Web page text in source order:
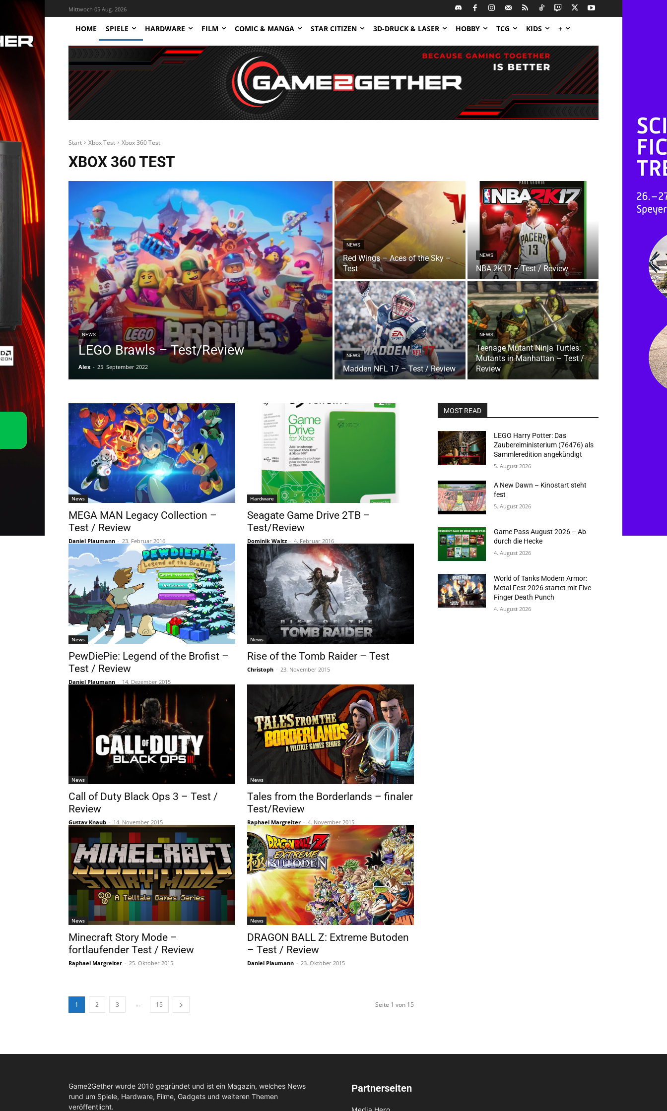
Mittwoch 05 Aug. 2026
HOME SPIELE HARDWARE FILM COMIC & MANGA STAR CITIZEN 3D-DRUCK & LASER HOBBY TCG KIDS +
Start Xbox Test Xbox 360 Test
XBOX 360 TEST
NEWS
LEGO Brawls – Test/Review
Alex - 25. September 2022
NEWS
Red Wings – Aces of the Sky –
Test
NEWS
NBA 2K17 – Test / Review
NEWS
Madden NFL 17 – Test / Review
NEWS
Teenage Mutant Ninja Turtles:
Mutants in Manhattan – Test /
Review
News
MEGA MAN Legacy Collection –
Test / Review
Daniel Plaumann - 23. Februar 2016
Hardware
Seagate Game Drive 2TB –
Test/Review
Dominik Waltz - 4. Februar 2016
News
PewDiePie: Legend of the Brofist –
Test / Review
Daniel Plaumann - 14. Dezember 2015
News
Rise of the Tomb Raider – Test
Christoph - 23. November 2015
News
Call of Duty Black Ops 3 – Test /
Review
Gustav Knaub - 14. November 2015
News
Tales from the Borderlands – finaler
Test/Review
Raphael Margreiter - 4. November 2015
News
Minecraft Story Mode –
fortlaufender Test / Review
Raphael Margreiter - 25. Oktober 2015
News
DRAGON BALL Z: Extreme Butoden
– Test / Review
Daniel Plaumann - 23. Oktober 2015
1 2 3 ... 15 Seite 1 von 15
MOST READ
LEGO Harry Potter: Das
Zaubereiministerium (76476) als
Sammleredition angekündigt
5. August 2026
A New Dawn – Kinostart steht
fest
5. August 2026
Game Pass August 2026 – Ab
durch die Hecke
4. August 2026
World of Tanks Modern Armor:
Metal Fest 2026 startet mit Five
Finger Death Punch
4. August 2026
Game2Gether wurde 2010 gegründet und ist ein Magazin, welches News
rund um Spiele, Hardware, Filme, Gadgets und weiteren Themen
veröffentlicht.
Partnerseiten